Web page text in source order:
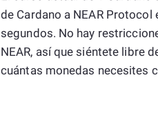
de Cardano a NEAR
segundos. No hay
NEAR, así que siéntete libre
cuántas monedas necesites